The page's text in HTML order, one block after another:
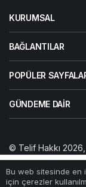
Bu web sitesinde en
için çerezler
KURUMSAL
BAĞLANTILAR
POPÜLER
GÜNDEME DAIR
© Telif Hakkı 2026,
Yazarlarımız Künye
Anasayfa